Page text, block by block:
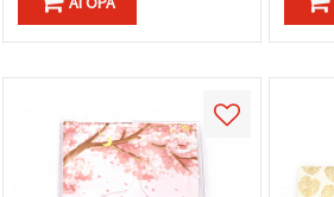
κλικ στο
κουμπί
Στον
ιστότοπο!
Ρυθμίσεις